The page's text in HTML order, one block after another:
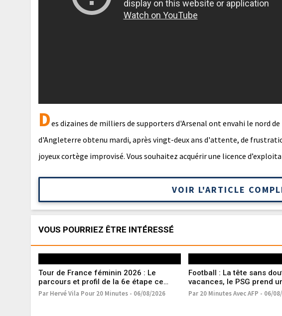
Des dizaines de milliers de supporters d'Arsenal ont envahi le nord
d'Angleterre obtenu mardi, après vingt-deux ans d'attente, de
joyeux cortège improvisé. Vous souhaitez acquérir une licence
VOIR L'ARTICLE
VOUS POURRIEZ ÊTRE INTÉRESSÉ
Tour de France féminin 2026 : Le
parcours et profil de la 6e étape ce
jeudi 6 août
Par Hervé Vila Pour 20 Minutes - 06/08/2026
Football : La tête sans
vacances, le PSG prend
Majorque
Par 20 Minutes Avec AFP - 06/